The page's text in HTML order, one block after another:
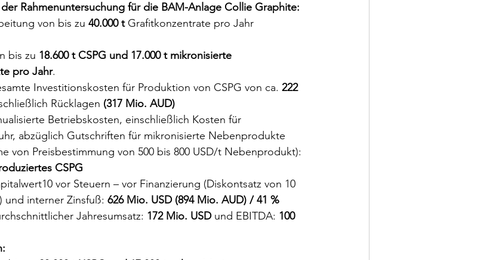
Rahmenuntersuchung für die BAM-Anlage Collie Graphite:
von bis zu 40.000 t Grafitkonzentrate pro Jahr
bis zu 18.600 t CSPG und 17.000 t mikronisierte
pro Jahr.
Investitionskosten für Produktion von CSPG von ca. 222
Rücklagen (317 Mio. AUD)
Betriebskosten, einschließlich Kosten für
abzüglich Gutschriften für mikronisierte Nebenprodukte
von Preisbestimmung von 500 bis 800 USD/t Nebenprodukt):
CSPG
vor Steuern – vor Finanzierung (Diskontsatz von 10
und interner Zinsfuß: 626 Mio. USD (894 Mio. AUD) / 41 %
Jahresumsatz: 172 Mio. USD und EBITDA: 100